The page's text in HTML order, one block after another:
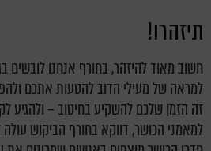
תיזהרו!
חשוב מאוד להיזהר, בחורף אנחנו לובשים
למראה של מעילי הדוב להטעות אתכם
זה הזמן שלכם להשקיע בחיטוב – ולהגיע
למאמני הכושר, דווקא בחורף הביקוש